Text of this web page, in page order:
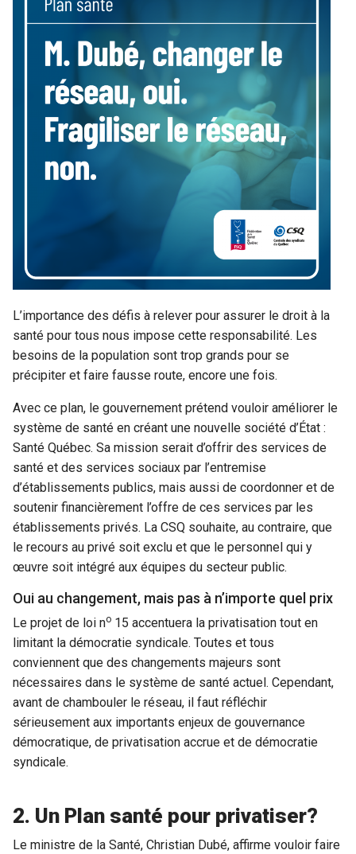
L’importance des défis à relever pour assurer le droit à la
santé pour tous nous impose cette responsabilité. Les
besoins de la population sont trop grands pour se
précipiter et faire fausse route, encore une fois.
Avec ce plan, le gouvernement prétend vouloir améliorer le
système de santé en créant une nouvelle société d’État :
Santé Québec. Sa mission serait d’offrir des services de
santé et des services sociaux par l’entremise
d’établissements publics, mais aussi de coordonner et de
soutenir financièrement l’offre de ces services par les
établissements privés. La CSQ souhaite, au contraire, que
le recours au privé soit exclu et que le personnel qui y
œuvre soit intégré aux équipes du secteur public.
Oui au changement, mais pas à n’importe quel prix
Le projet de loi no 15 accentuera la privatisation tout en
limitant la démocratie syndicale. Toutes et tous
conviennent que des changements majeurs sont
nécessaires dans le système de santé actuel. Cependant,
avant de chambouler le réseau, il faut réfléchir
sérieusement aux importants enjeux de gouvernance
démocratique, de privatisation accrue et de démocratie
syndicale.
2. Un Plan santé pour privatiser?
Le ministre de la Santé, Christian Dubé, affirme vouloir faire